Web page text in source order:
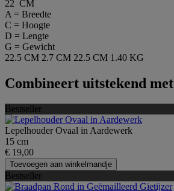
22 CM
A = Breedte
C = Hoogte
D = Lengte
G = Gewicht
22.5 CM 2.7 CM 22.5 CM 1.40 KG
Combineert uitstekend met
Bestseller
Lepelhouder Ovaal in Aardewerk
15 cm
€ 19,00
Toevoegen aan winkelmandje
Bestseller